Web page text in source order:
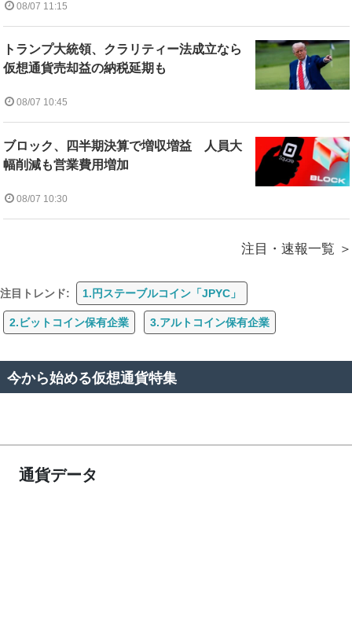
08/07 11:15
トランプ大統領、クラリティー法成立なら
仮想通貨売却益の納税延期も
08/07 10:45
ブロック、四半期決算で増収増益 人員大
幅削減も営業費用増加
08/07 10:30
注目・速報一覧
注目トレンド: 1.円ステーブルコイン「JPYC」
2.ビットコイン保有企業 3.アルトコイン保有企業
今から始める仮想通貨特集
通貨データ